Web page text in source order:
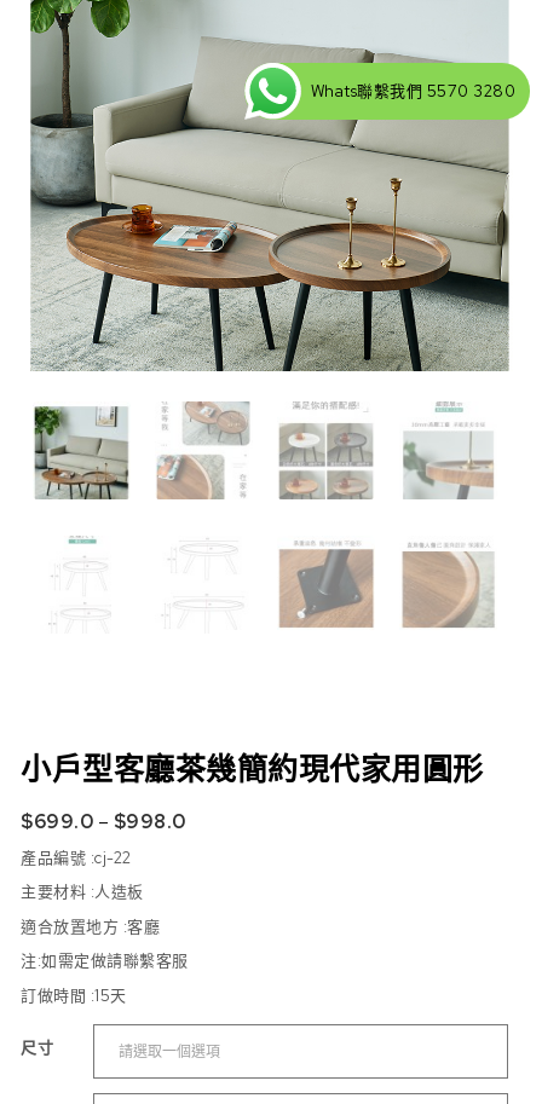
小戶型客廳茶幾簡約現代家用圓形
$699.0 – $998.0
產品編號 :cj-22
主要材料 :人造板
適合放置地方 :客廳
注:如需定做請聯繫客服
訂做時間 :15天
尺寸
Whats聯繫我們 5570 3280